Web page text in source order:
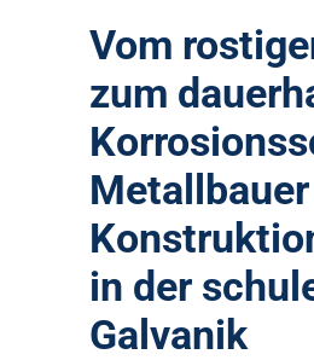
Vom
zum
in der
Galvanik